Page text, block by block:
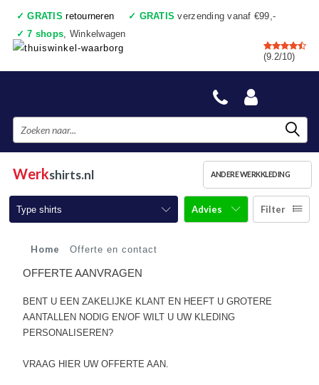
✓ GRATIS retourneren ✓ GRATIS verzending vanaf €99,-
✓ 7 shops, Winkelwagen
✓Voor 17:00 uur besteld, vandaag verzonden
✓Achteraf betalen ✓Ook een échte winkel
(9.2/10)
Werkshirts.nl ANDERE WERKKLEDING
Type shirts
T-shirts korte mouw
T-shirts lange mouw
Poloshirts korte mouw
Poloshirts lange mouw
Thermoshirts
Filter
Advies
Home Offerte en contact
OFFERTE AANVRAGEN
BENT U EEN ZAKELIJKE KLANT EN HEEFT U GROTERE
AANTALLEN NODIG EN/OF WILT U UW KLEDING
PERSONALISEREN?
VRAAG HIER UW OFFERTE AAN.